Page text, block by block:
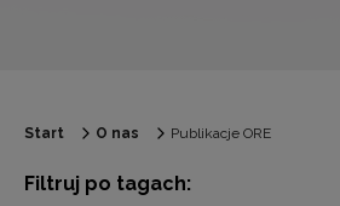
Start O nas Publikacje ORE
Filtruj po tagach: